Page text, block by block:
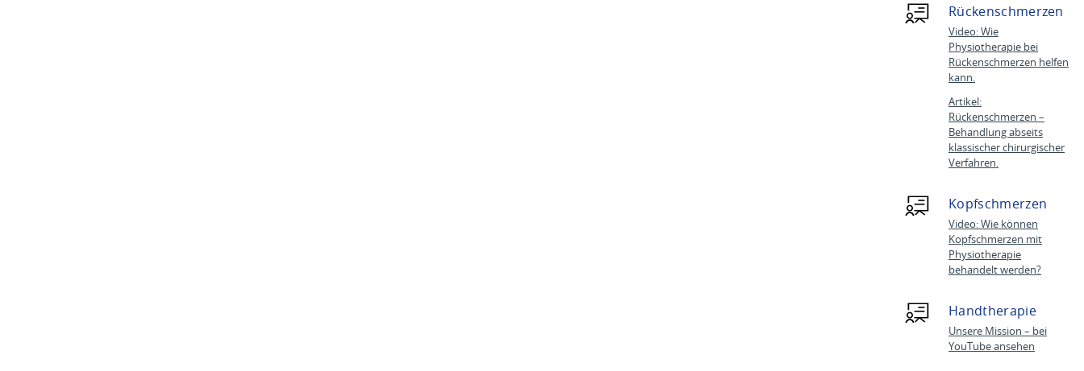
Rückenschmerzen
Video: Wie
Physiotherapie bei
Rückenschmerzen helfen
kann.
Artikel:
Rückenschmerzen –
Behandlung abseits
klassischer chirurgischer
Verfahren.
Kopfschmerzen
Video: Wie können
Kopfschmerzen mit
Physiotherapie
behandelt werden?
Handtherapie
Unsere Mission – bei
YouTube ansehen